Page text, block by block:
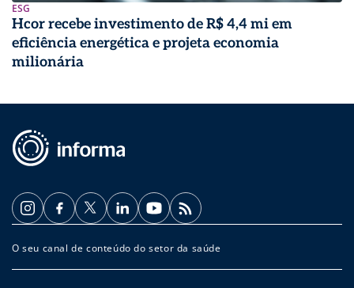
ESG
Hcor recebe investimento de R$ 4,4 mi em
eficiência energética e projeta economia
milionária
O seu canal de conteúdo do setor da saúde